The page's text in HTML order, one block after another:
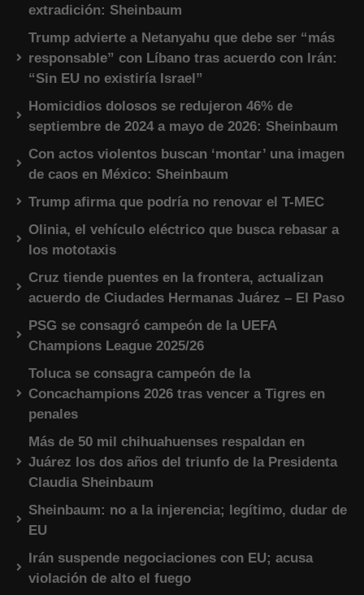
extradición: Sheinbaum
Trump advierte a Netanyahu que debe ser “más
responsable” con Líbano tras acuerdo con Irán:
“Sin EU no existiría Israel”
Homicidios dolosos se redujeron 46% de
septiembre de 2024 a mayo de 2026: Sheinbaum
Con actos violentos buscan ‘montar’ una imagen
de caos en México: Sheinbaum
Trump afirma que podría no renovar el T-MEC
Olinia, el vehículo eléctrico que busca rebasar a
los mototaxis
Cruz tiende puentes en la frontera, actualizan
acuerdo de Ciudades Hermanas Juárez – El Paso
PSG se consagró campeón de la UEFA
Champions League 2025/26
Toluca se consagra campeón de la
Concachampions 2026 tras vencer a Tigres en
penales
Más de 50 mil chihuahuenses respaldan en
Juárez los dos años del triunfo de la Presidenta
Claudia Sheinbaum
Sheinbaum: no a la injerencia; legítimo, dudar de
EU
Irán suspende negociaciones con EU; acusa
violación de alto el fuego